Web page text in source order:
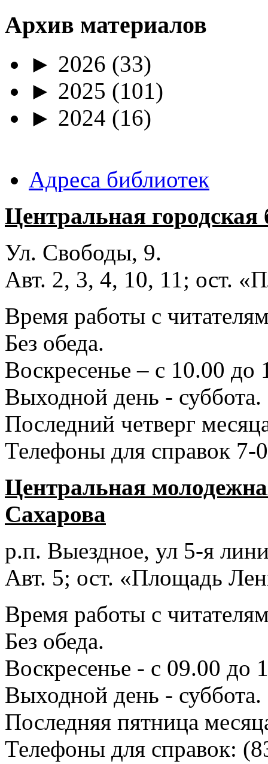
Архив материалов
► 2026 (33)
► 2025 (101)
► 2024 (16)
Адреса библиотек
Центральная
Ул. Свободы, 9.
Авт. 2, 3, 4, 10, 11; ост.
Время работы с
Без обеда.
Воскресенье – с 10.00 до
Выходной день - суббота.
Последний четверг
Телефоны для справок 7-
Центральная
Сахарова
р.п. Выездное, ул 5-я
Авт. 5; ост. «Площадь
Время работы с
Без обеда.
Воскресенье - с 09.00 до
Выходной день - суббота.
Последняя пятница
Телефоны для справок: